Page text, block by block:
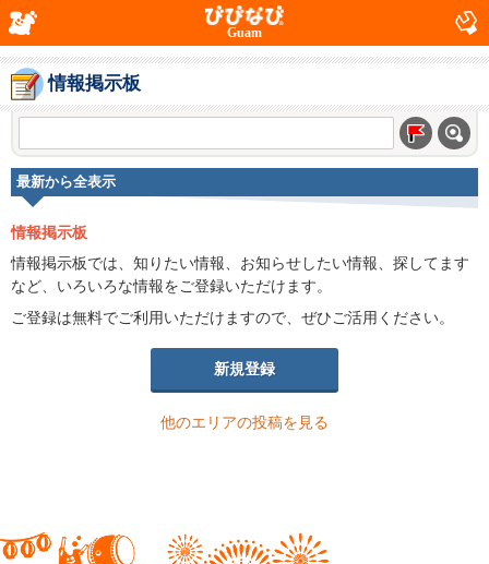
Guam
情報掲示板
最新から全表示
情報掲示板
情報掲示板では、知りたい情報、お知らせしたい情報、探してます
など、いろいろな情報をご登録いただけます。
ご登録は無料でご利用いただけますので、ぜひご活用ください。
新規登録
他のエリアの投稿を見る